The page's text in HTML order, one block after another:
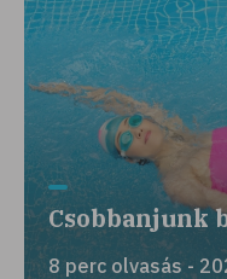
Csobbanjunk
8 perc olvasás -